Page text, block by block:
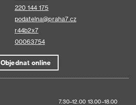
220 144 175
podatelna@praha7.cz
r44b2x7
00063754
Objednat online
7.30–12.00 13.00–18.00